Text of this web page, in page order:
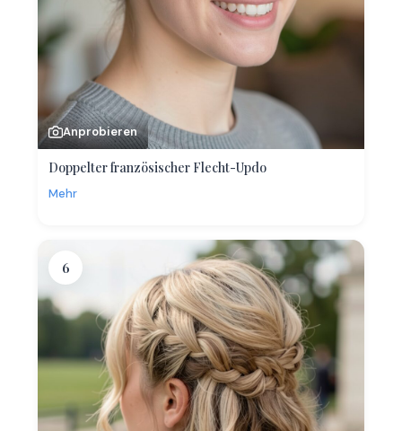
Anprobieren
Doppelter französischer Flecht-Updo
Mehr
6